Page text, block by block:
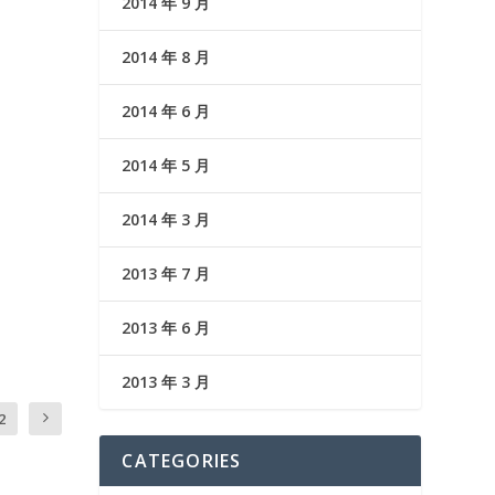
2
2014 年 8 月
2014 年 6 月
2014 年 5 月
2014 年 3 月
2013 年 7 月
2013 年 6 月
2013 年 3 月
CATEGORIES